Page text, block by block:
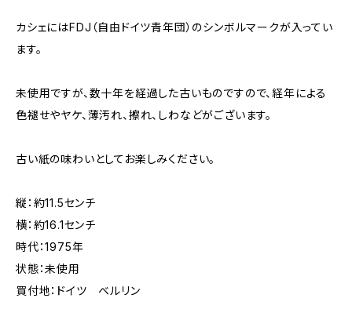
カシェにはFDJ（自由ドイツ青年団）のシンボルマークが入ってい
ます。
未使用ですが、数十年を経過した古いものですので、経年による
色褪せやヤケ、薄汚れ、擦れ、しわなどがございます。
古い紙の味わいとしてお楽しみください。
縦：約11.5センチ
横：約16.1センチ
時代：1975年
状態：未使用
買付地：ドイツ ベルリン